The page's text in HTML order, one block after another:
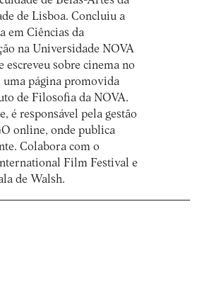
de Lisboa. Concluiu a
em Ciências da
na Universidade NOVA
escreveu sobre cinema no
página promovida
de Filosofia da NOVA.
é responsável pela gestão
online, onde publica
Colabora com o
Film Festival e
de Walsh.